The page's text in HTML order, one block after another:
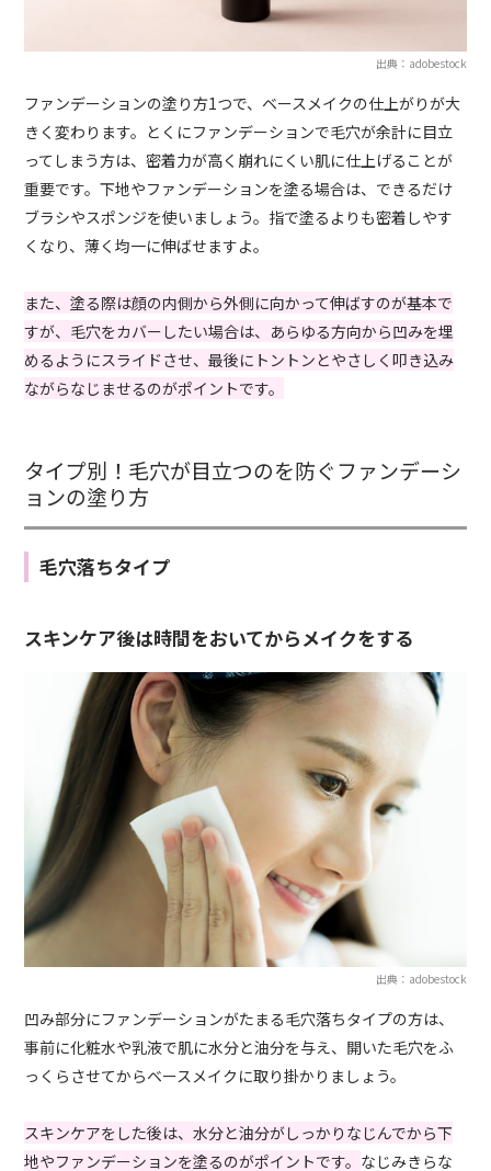
出典：adobestock
ファンデーションの塗り方1つで、ベースメイクの仕上がりが大
きく変わります。とくにファンデーションで毛穴が余計に目立
ってしまう方は、密着力が高く崩れにくい肌に仕上げることが
重要です。下地やファンデーションを塗る場合は、できるだけ
ブラシやスポンジを使いましょう。指で塗るよりも密着しやす
くなり、薄く均一に伸ばせますよ。
また、塗る際は顔の内側から外側に向かって伸ばすのが基本で
すが、毛穴をカバーしたい場合は、あらゆる方向から凹みを埋
めるようにスライドさせ、最後にトントンとやさしく叩き込み
ながらなじませるのがポイントです。
タイプ別！毛穴が目立つのを防ぐファンデーシ
ョンの塗り方
毛穴落ちタイプ
スキンケア後は時間をおいてからメイクをする
出典：adobestock
凹み部分にファンデーションがたまる毛穴落ちタイプの方は、
事前に化粧水や乳液で肌に水分と油分を与え、開いた毛穴をふ
っくらさせてからベースメイクに取り掛かりましょう。
スキンケアをした後は、水分と油分がしっかりなじんでから下
地やファンデーションを塗るのがポイントです。 なじみきらな